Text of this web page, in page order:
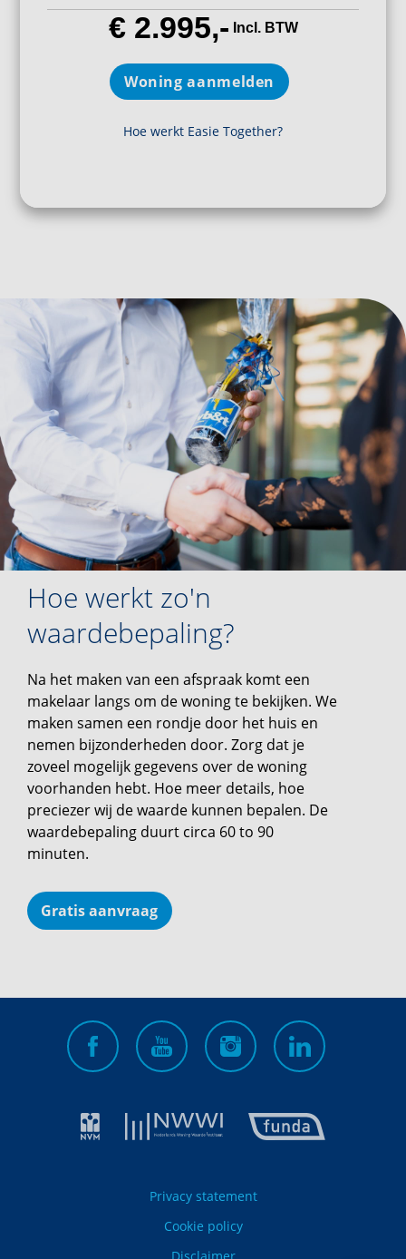
€ 2.995,- Incl. BTW
Woning aanmelden
Hoe werkt Easie Together?
Hoe werkt zo'n
waardebepaling?
Na het maken van een afspraak komt een
makelaar langs om de woning te bekijken. We
maken samen een rondje door het huis en
nemen bijzonderheden door. Zorg dat je
zoveel mogelijk gegevens over de woning
voorhanden hebt. Hoe meer details, hoe
preciezer wij de waarde kunnen bepalen. De
waardebepaling duurt circa 60 to 90
minuten.
Gratis aanvraag
Privacy statement
Cookie policy